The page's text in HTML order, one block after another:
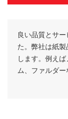
良い品質とサ
た。弊社は紙
します。例え
ム、ファルダー